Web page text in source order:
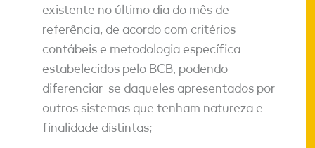
existente no último dia do mês de
referência, de acordo com critérios
contábeis e metodologia específica
estabelecidos pelo BCB, podendo
diferenciar-se daqueles apresentados por
outros sistemas que tenham natureza e
finalidade distintas;